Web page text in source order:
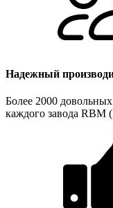
Надежный
Более 2000
каждого завода RBM